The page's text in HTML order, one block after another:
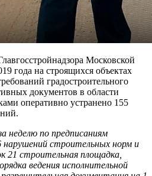
Московской
года на строящихся объектах
градостроительного
документов в области
оперативно устранено 155
неделю по предписаниям
нарушений строительных норм и
21 строительная площадка,
ведения исполнительной